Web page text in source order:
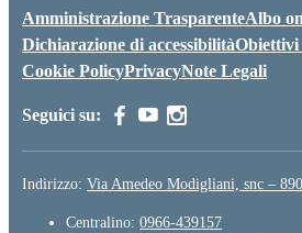
Amministrazione TrasparenteAlbo
Dichiarazione di accessibilitàObiettivi
Cookie PolicyPrivacyNote Legali
Seguici su:
Indirizzo: Via Amedeo Modigliani, snc –
Centralino: 0966-439157